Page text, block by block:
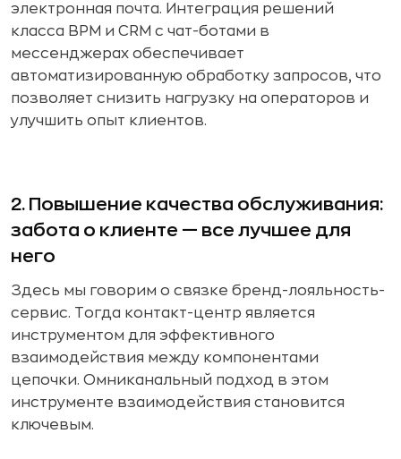
электронная почта. Интеграция решений
класса BPM и CRM с чат-ботами в
мессенджерах обеспечивает
автоматизированную обработку запросов, что
позволяет снизить нагрузку на операторов и
улучшить опыт клиентов.
2. Повышение качества обслуживания:
забота о клиенте — все лучшее для
него
Здесь мы говорим о связке бренд-лояльность-
сервис. Тогда контакт-центр является
инструментом для эффективного
взаимодействия между компонентами
цепочки. Омниканальный подход в этом
инструменте взаимодействия становится
ключевым.